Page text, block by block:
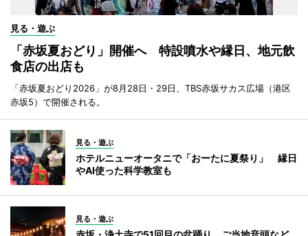
見る・遊ぶ
「赤坂夏おどり」開催へ 特設噴水や縁日、地元飲
食店の出店も
「赤坂夏おどり2026」が8月28日・29日、TBS赤坂サカス広場（港区
赤坂5）で開催される。
見る・遊ぶ
ホテルニューオータニで「おーたに夏祭り」 縁日
やAI使った科学教室も
見る・遊ぶ